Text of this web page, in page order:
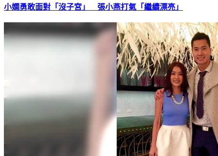
小嫻勇敢面對「沒子宮」 張小燕打氣「繼續漂亮」